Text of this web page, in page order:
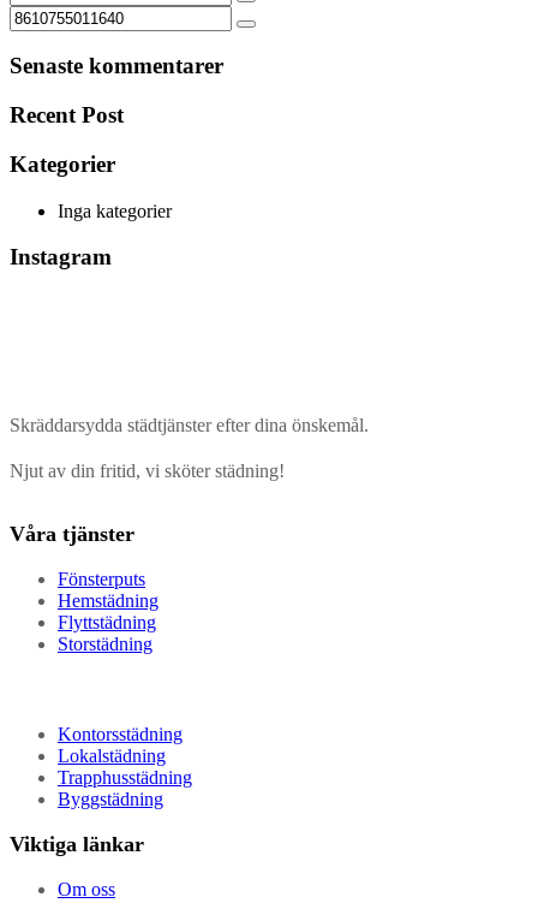
Senaste kommentarer
Recent Post
Kategorier
Inga kategorier
Instagram
Skräddarsydda städtjänster efter dina önskemål.
Njut av din fritid, vi sköter städning!
Våra tjänster
Fönsterputs
Hemstädning
Flyttstädning
Storstädning
Kontorsstädning
Lokalstädning
Trapphusstädning
Byggstädning
Viktiga länkar
Om oss